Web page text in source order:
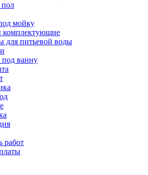
мойку
комплектующие
для питьевой воды
ванну
работ